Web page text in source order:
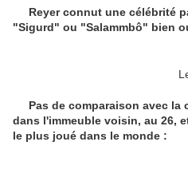
Reyer connut une célébrité
"Sigurd" ou "Salammbô" bien
Le
Pas de comparaison avec
dans l'immeuble voisin, au 26,
le plus joué dans le monde :